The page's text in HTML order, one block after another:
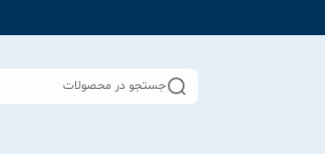
جستجو در محصولات